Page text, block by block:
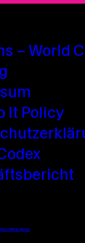
– World
It Policy
https://linkup.design